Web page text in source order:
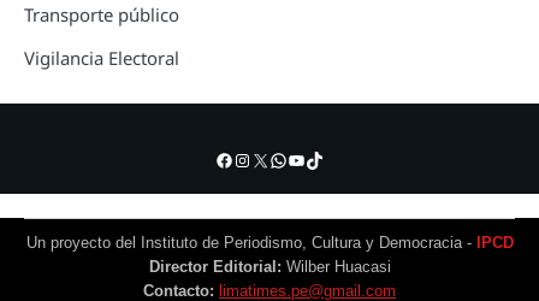
Transporte público
Vigilancia Electoral
Facebook
Instagram
X WhatsApp
YouTube
TikTok
Un proyecto del Instituto de Periodismo, Cultura y Democracia - IPCD
Director Editorial: Wilber Huacasi
Contacto: limatimes.pe@gmail.com